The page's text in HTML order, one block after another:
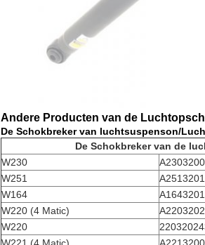
Andere Producten van de
De Schokbreker van luchtsuspenson/
De Schokbreker van de
W230
W251
W164
W220 (4 Matic)
W220